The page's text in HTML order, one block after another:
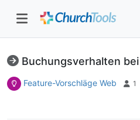
Buchungsverhalten
Feature-Vorschläge Web 1